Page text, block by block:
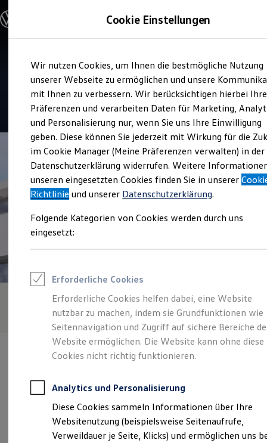
Hauptinhalt
springen
Footer
springen
Modelle und Konfigurator
Modelle vergleichen
Elektroautos
ENERGY Sondermodelle
Nutzfahrzeuge
SUV und CUV
Familienautos
Kombis
Kompaktwagen
Sportwagen
Schnell verfügbare Fahrzeuge
Angebote und Produkte
Aktuelle Angebote
E-Auto-Förderung
Volkswagen Marktplatz
Junge Gebrauchtwagen und Gebrauchtwagen
Volkswagen Zertifizierte Gebrauchtwagen
Zubehör- und Serviceangebote
Leasing
Leasing-Angebote
Gebrauchtwagen Leasing
Junge Gebrauchtwagen-Leasing
Elektroauto Leasing
Kleinwagen-Leasing
Leasing ohne Anzahlung
Finanzierung
Kfz-Versicherung
Restschuldversicherungen
Garantien
Wartungsverträge
Geschäftskunden
Service
Thode und Sohn
4.9| 565 Bewertungen
Verantwortlich für die Inhalte auf dieser Seite ist die Thode & Sohn
Impressum & Rechtliches)
Cookie Einstellungen
Wir nutzen Cookies, um Ihnen die bestmögliche Nutzung
unserer Webseite zu ermöglichen und unsere
mit Ihnen zu verbessern. Wir berücksichtigen hierbei Ihre
Präferenzen und verarbeiten Daten für Marketing,
und Personalisierung nur, wenn Sie uns Ihre Einwilligung
geben. Diese können Sie jederzeit mit Wirkung für die
im Cookie Manager (Meine Präferenzen verwalten) in der
Datenschutzerklärung widerrufen. Weitere
unseren eingesetzten Cookies finden Sie in unserer
Richtlinie und unserer Datenschutzerklärung.
Folgende Kategorien von Cookies werden durch uns
eingesetzt:
Erforderliche Cookies
Erforderliche Cookies helfen dabei, eine Website
nutzbar zu machen, indem sie Grundfunktionen wie
Seitennavigation und Zugriff auf sichere Bereiche
Website ermöglichen. Die Website kann ohne diese
Cookies nicht richtig funktionieren.
Analytics und Personalisierung
Diese Cookies sammeln Informationen über Ihre
Websitenutzung (beispielsweise Seitenaufrufe,
Verweildauer je Seite, Klicks) und ermöglichen uns